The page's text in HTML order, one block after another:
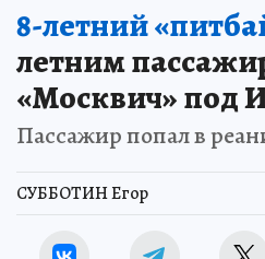
8-летний
летним
«Москвич» под
Пассажир попал в
СУББОТИН Егор